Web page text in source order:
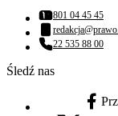
Numer telefonu:
801 04 45 45
Adres email:
Numer telefonu:
22 535 88 00
Śledź nas